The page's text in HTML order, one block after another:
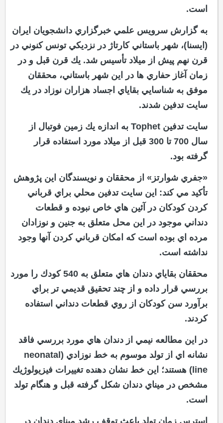
است.
به گزارش سرويس علمي خبرگزاري دانشجويان ايران
(ايسنا)، شهر باستاني كارتاژ در نزديكي تونس كنوني در
قرن نهم پيش از ميلاد تأسيس شد. يك قرن قبل و در
زمان آغاز حفاري ها در اين شهر باستاني، محققان
موفق به شناسايي بقاياي اجساد هزاران نوزاد در يك
سايت تدفين شدند.
سايت تدفين Tophet‌ به اندازه يك زمين فوتبال از
سال 700 تا 300 قبل از ميلاد مورد استفاده قرار
گرفته بود.
«جفري شوارتز» از محققان و نويسندگان اين پژوهش
تأكيد مي كند: اين سايت تدفين محلي براي قرباني
كردن كودكان در آئين هاي خاص نبوده و قطعات
دنداني موجود در اين محل متعلق به جنين و نوزادان
مرده اي بوده است كه امكان قرباني كردن آنها وجود
نداشته است.
محققان بقاياي دندان هاي متعلق به 540 كودك را مورد
بررسي قرار داده و از چند تحقيق قديمي تر براي
برآورد سن كودكان از روي قطعات دنداني استفاده
كردند.
در اين مطالعه نيمي از دندان هاي مورد بررسي فاقد
نشانه اي از تولد موسوم به خط نوزادي (neonatal
line) هستند؛ اين خط نشان دهنده تغييرات فيزيولوژيك
مشخص در ميناي دندان شكل گرفته قبل و هنگام تولد
است.